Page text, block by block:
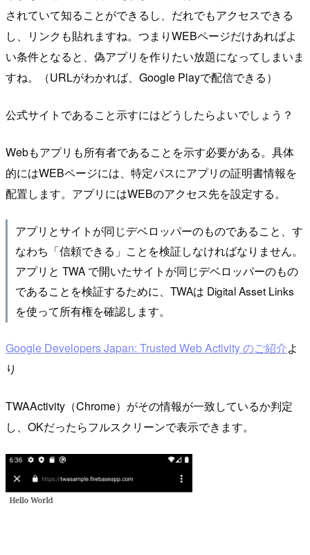
されていて知ることができるし、だれでもアクセスできる
し、リンクも貼れますね。つまりWEBページだけあればよ
い条件となると、偽アプリを作りたい放題になってしまいま
すね。（URLがわかれば、Google Playで配信できる）
公式サイトであること示すにはどうしたらよいでしょう？
Webもアプリも所有者であることを示す必要がある。具体
的にはWEBページには、特定パスにアプリの証明書情報を
配置します。アプリにはWEBのアクセス先を設定する。
アプリとサイトが同じデベロッパーのものであること、す
なわち「信頼できる」ことを検証しなければなりません。
アプリと TWA で開いたサイトが同じデベロッパーのもの
であることを検証するために、TWAは Digital Asset Links
を使って所有権を確認します。
Google Developers Japan: Trusted Web Activity のご紹介よ
り
TWAActivity（Chrome）がその情報が一致しているか判定
し、OKだったらフルスクリーンで表示できます。